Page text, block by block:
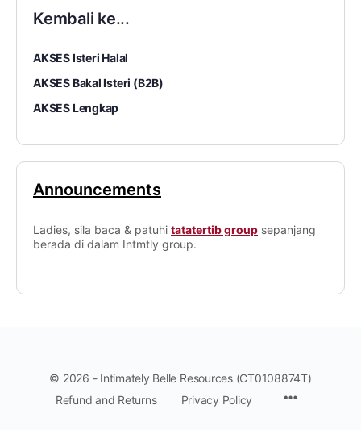
Kembali ke...
AKSES Isteri Halal
AKSES Bakal Isteri (B2B)
AKSES Lengkap
Announcements
Ladies, sila baca & patuhi tatatertib group sepanjang
berada di dalam Intmtly group.
© 2026 - Intimately Belle Resources (CT0108874T)
Refund and Returns
Privacy Policy